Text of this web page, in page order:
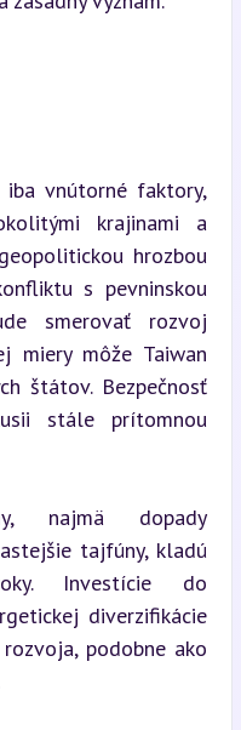
iba vnútorné faktory,
krajinami a
hrozbou
s pevninskou
smerovať rozvoj
miery môže Taiwan
štátov. Bezpečnosť
stále prítomnou
najmä dopady
tajfúny, kladú
Investície do
diverzifikácie
podobne ako